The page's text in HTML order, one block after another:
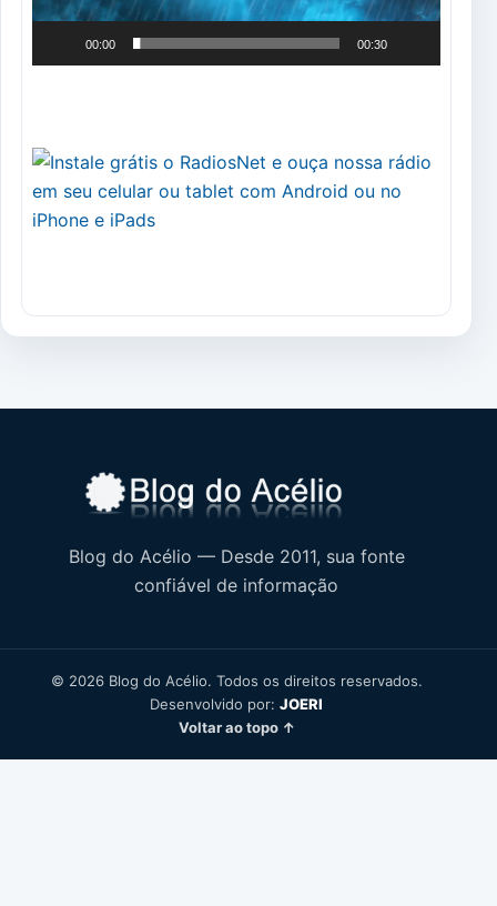
00:00 00:30
Blog do Acélio — Desde 2011, sua fonte
confiável de informação
© 2026 Blog do Acélio. Todos os direitos reservados.
Desenvolvido por: JOERI
Voltar ao topo ↑